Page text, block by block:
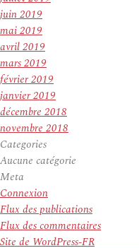
juin 2019
mai 2019
avril 2019
mars 2019
février 2019
janvier 2019
décembre 2018
novembre 2018
Categories
Aucune catégorie
Meta
Connexion
Flux des publications
Flux des commentaires
Site de WordPress-FR